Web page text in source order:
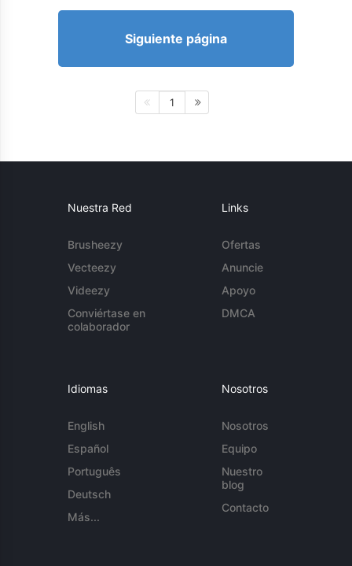
Siguiente página
1
Nuestra Red
Brusheezy
Vecteezy
Videezy
Conviértase en
colaborador
Links
Ofertas
Anuncie
Apoyo
DMCA
Idiomas
English
Español
Português
Deutsch
Más...
Nosotros
Nosotros
Equipo
Nuestro
blog
Contacto